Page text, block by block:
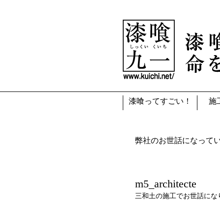
漆喰ってすごい！ 施
弊社のお世話になって
m5_architecte
三和土の施工でお世話にな